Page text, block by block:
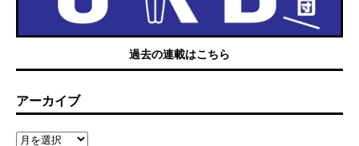
過去の連載はこちら
アーカイブ